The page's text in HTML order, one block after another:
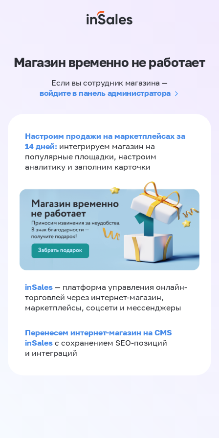
Магазин временно не работает
Если вы сотрудник магазина —
войдите в панель администратора
Настроим продажи на маркетплейсах за
14 дней: интегрируем магазин на
популярные площадки, настроим
аналитику и заполним карточки
inSales — платформа управления онлайн-
торговлей через интернет-магазин,
маркетплейсы, соцсети и мессенджеры
Перенесем интернет-магазин на CMS
inSales с сохранением SEO-позиций
и интеграций